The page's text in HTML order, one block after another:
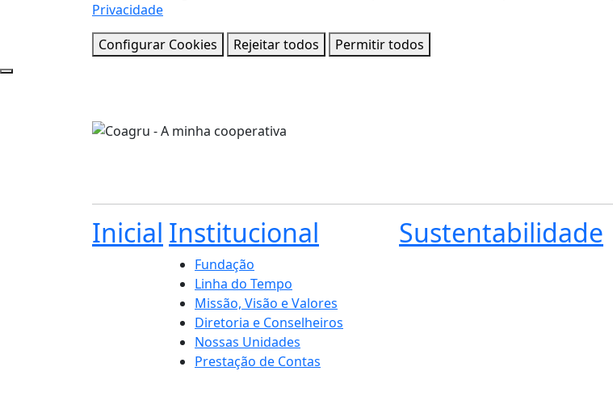
Privacidade
Configurar Cookies
Rejeitar todos Permitir todos
Inicial Institucional
Fundação
Linha do Tempo
Missão, Visão e Valores
Diretoria e Conselheiros
Nossas Unidades
Prestação de Contas
Sustentabilidade